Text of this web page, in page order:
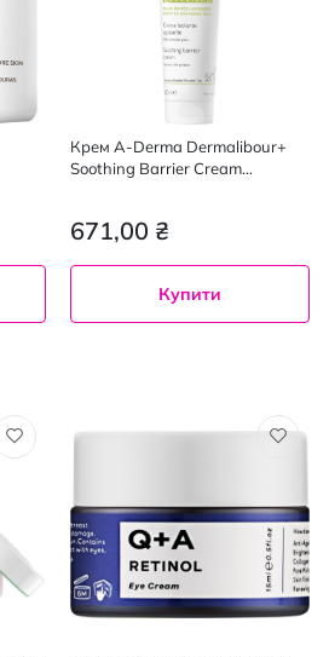
Крем A-Derma Dermalibour+
Soothing Barrier Cream
671,00 ₴
Купити